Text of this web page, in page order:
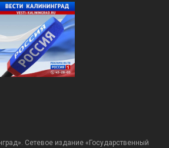
Сетевое издание «Государственный